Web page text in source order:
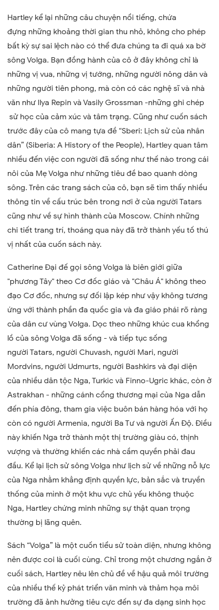
Hartley kể lại những câu chuyện nổi tiếng, chứa
đựng những khoảng thời gian thu nhỏ, không cho phép
bất kỳ sự sai lệch nào có thể đưa chúng ta đi quá xa bờ
sông Volga. Bạn đồng hành của cô ở đây không chỉ là
những vị vua, những vị tướng, những người nông dân và
những người tiên phong, mà còn có các nghệ sĩ và nhà
văn như Ilya Repin và Vasily Grossman -những ghi chép
sử học của cảm xúc và tâm trạng. Cũng như cuốn sách
trước đây của cô mang tựa đề “Sberi: Lịch sử của nhân
dân” (Siberia: A History of the People), Hartley quan tâm
nhiều đến việc con người đã sống như thế nào trong cái
nôi của Mẹ Volga như những tiêu đề bao quanh dòng
sông. Trên các trang sách của cô, bạn sẽ tìm thấy nhiều
thông tin về cấu trúc bên trong nơi ở của người Tatars
cũng như về sự hình thành của Moscow. Chính những
chi tiết trang trí, thoáng qua này đã trở thành yếu tố thú
vị nhất của cuốn sách này.
Catherine Đại đế gọi sông Volga là biên giới giữa
"phương Tây" theo Cơ đốc giáo và "Châu Á" không theo
đạo Cơ đốc, nhưng sự đối lập kép như vậy không tương
ứng với thành phần đa quốc gia và đa giáo phái rõ ràng
của dân cư vùng Volga. Dọc theo những khúc cua khổng
lồ của sông Volga đã sống - và tiếp tục sống
người Tatars, người Chuvash, người Mari, người
Mordvins, người Udmurts, người Bashkirs và đại diện
của nhiều dân tộc Nga, Turkic và Finno-Ugric khác, còn ở
Astrakhan - những cánh cổng thương mại của Nga dẫn
đến phía đông, tham gia việc buôn bán hàng hóa với họ
còn có người Armenia, người Ba Tư và người Ấn Độ. Điều
này khiến Nga trở thành một thị trường giàu có, thịnh
vượng và thường khiến các nhà cầm quyền phải đau
đầu. Kể lại lịch sử sông Volga như lịch sử về những nỗ lực
của Nga nhằm khẳng định quyền lực, bản sắc và truyền
thống của mình ở một khu vực chủ yếu không thuộc
Nga, Hartley chứng minh những sự thật quan trọng
thường bị lãng quên.
Sách “Volga” là một cuốn tiểu sử toàn diện, nhưng không
nên được coi là cuối cùng. Chỉ trong một chương ngắn ở
cuối sách, Hartley nêu lên chủ đề về hậu quả môi trường
của nhiều thế kỷ phát triển văn minh và thảm họa môi
trường đã ảnh hưởng tiêu cực đến sự đa dạng sinh học